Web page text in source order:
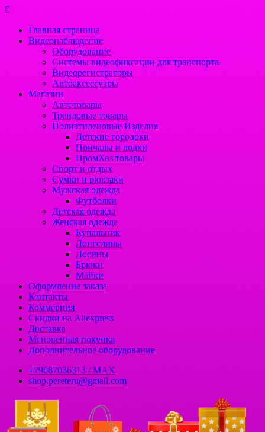
Перейти
содержимому
Главная страница
Видеонаблюдение
Оборудование
Системы видеофиксации для транспорта
Видеорегистраторы
Автоаксессуары
Магазин
Автотовары
Трендовые товары
Полиэтиленовые Изделия
Детские городоки
Причалы и лодки
ПромХоз товары
Спорт и отдых
Сумки и рюкзаки
Мужская одежда
Футболки
Детская одежда
Женская одежда
Купальник
Лонгсливы
Лосины
Брюки
Майки
Оформление заказа
Контакты
Коммерция
Скидки на Aliexpress
Доставка
Мгновенная покупка
Дополнительное оборудование
+79087036313 / МАХ
shop.pereteru@gmail.com